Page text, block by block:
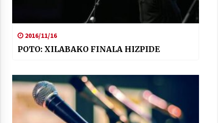
2016/11/16
POTO: XILABAKO FINALA HIZPIDE